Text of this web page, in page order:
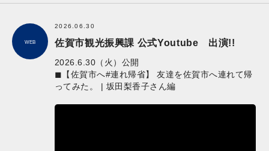
WEB
2026.06.30
佐賀市観光振興課 公式Youtube 出演!!
2026.6.30（火）公開
◼︎【佐賀市へ#連れ帰省】 友達を佐賀市へ連れて帰
ってみた。 | 坂田梨香子さん編